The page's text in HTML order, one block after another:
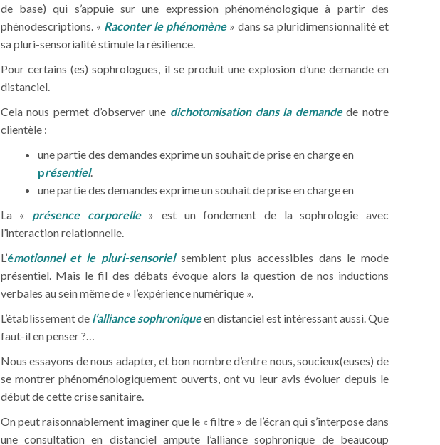
de base) qui s’appuie sur une expression phénoménologique à partir des
phénodescriptions. « Raconter le phénomène» dans sa pluridimensionnalité et
sa pluri-sensorialité stimule la résilience.
Pour certains (es) sophrologues, il se produit une explosion d’une demande en
distanciel.
Cela nous permet d’observer une dichotomisation dans la demandede notre
clientèle :
une partie des demandes exprime un souhait de prise en charge en
présentiel.
une partie des demandes exprime un souhait de prise en charge en
La « présence corporelle» est un fondement de la sophrologie avec
l’interaction relationnelle.
L’émotionnel et le pluri-sensorielsemblent plus accessibles dans le mode
présentiel. Mais le fil des débats évoque alors la question de nos inductions
verbales au sein même de « l’expérience numérique ».
L’établissement de l’alliance sophroniqueen distanciel est intéressant aussi. Que
faut-il en penser ?…
Nous essayons de nous adapter, et bon nombre d’entre nous, soucieux(euses) de
se montrer phénoménologiquement ouverts, ont vu leur avis évoluer depuis le
début de cette crise sanitaire.
On peut raisonnablement imaginer que le « filtre » de l’écran qui s’interpose dans
une consultation en distanciel ampute l’alliance sophronique de beaucoup